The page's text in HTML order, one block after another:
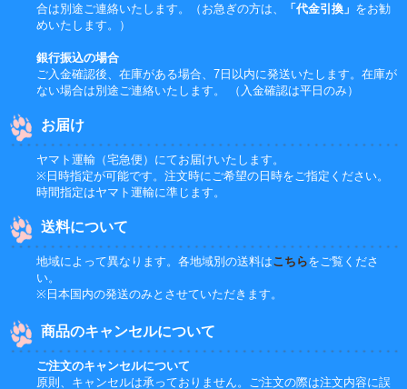
合は別途ご連絡いたします。（お急ぎの方は、
「代金引換」 をお勧
めいたします。）
銀行振込の場合
ご入金確認後、在庫がある場合、7日以内に発送いたします。在庫が
ない場合は別途ご連絡いたします。 （入金確認は平日のみ）
お届け
ヤマト運輸（宅急便）にてお届けいたします。
※日時指定が可能です。注文時にご希望の日時をご指定ください。
時間指定はヤマト運輸に準じます。
送料について
地域によって異なります。各地域別の送料はこちらをご覧くださ
い。
※日本国内の発送のみとさせていただきます。
商品のキャンセルについて
ご注文のキャンセルについて
原則、キャンセルは承っておりません。ご注文の際は注文内容に誤